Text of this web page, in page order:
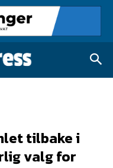
tilbake i
valg for